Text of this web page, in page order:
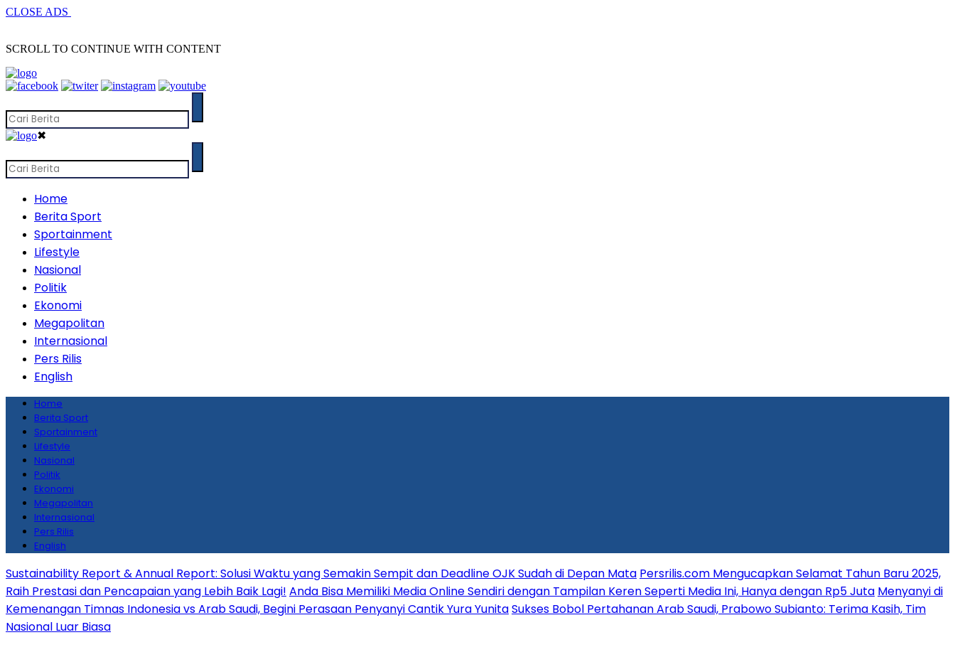
CLOSE ADS
SCROLL TO CONTINUE WITH CONTENT
✖
Home
Berita Sport
Sportainment
Lifestyle
Nasional
Politik
Ekonomi
Megapolitan
Internasional
Pers Rilis
English
Home
Berita Sport
Sportainment
Lifestyle
Nasional
Politik
Ekonomi
Megapolitan
Internasional
Pers Rilis
English
Sustainability Report & Annual Report: Solusi Waktu yang Semakin Sempit dan Deadline OJK Sudah di Depan Mata Persrilis.com Mengucapkan Selamat Tahun Baru 2025,
Raih Prestasi dan Pencapaian yang Lebih Baik Lagi! Anda Bisa Memiliki Media Online Sendiri dengan Tampilan Keren Seperti Media Ini, Hanya dengan Rp5 Juta Menyanyi di
Kemenangan Timnas Indonesia vs Arab Saudi, Begini Perasaan Penyanyi Cantik Yura YunitaSukses Bobol Pertahanan Arab Saudi, Prabowo Subianto: Terima Kasih, Tim
Nasional Luar Biasa